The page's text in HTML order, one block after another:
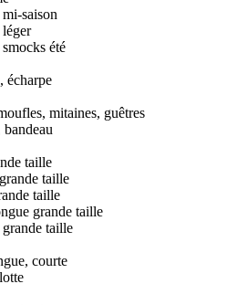
saison
léger
été
écharpe
mitaines, guêtres
taille
taille
taille
grande taille
grande taille
courte